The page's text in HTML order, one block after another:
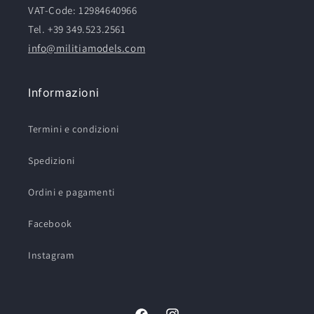
VAT-Code: 12984640966
Tel. +39 349.523.2561
info@militiamodels.com
Informazioni
Termini e condizioni
Spedizioni
Ordini e pagamenti
Facebook
Instagram